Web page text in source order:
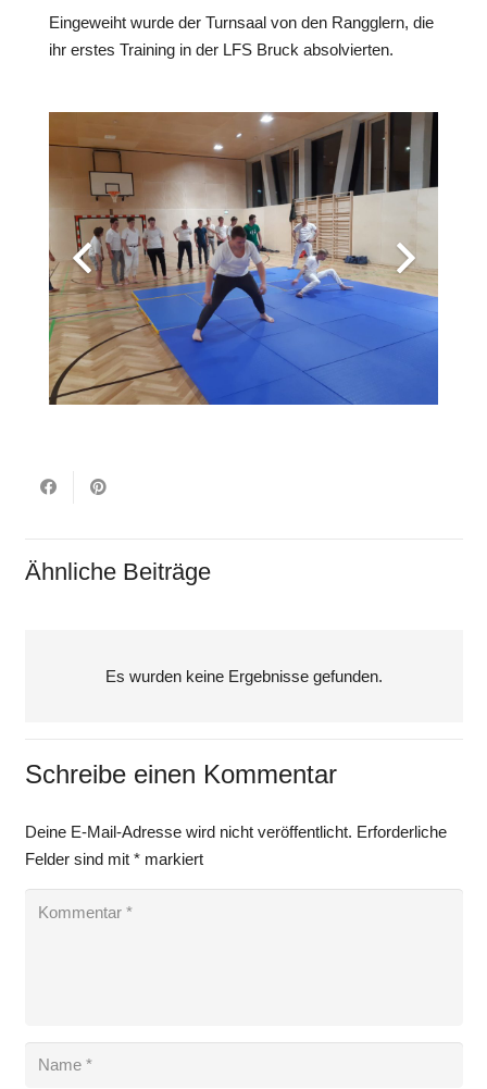
Eingeweiht wurde der Turnsaal von den Rangglern, die
ihr erstes Training in der LFS Bruck absolvierten.
Ähnliche Beiträge
Es wurden keine Ergebnisse gefunden.
Schreibe einen Kommentar
Deine E-Mail-Adresse wird nicht veröffentlicht. Erforderliche
Felder sind mit *markiert